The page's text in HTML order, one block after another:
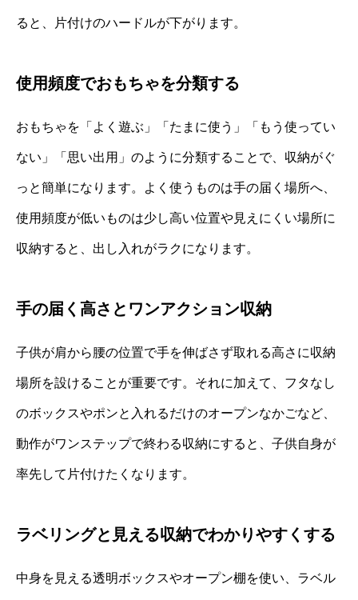
ると、片付けのハードルが下がります。
使用頻度でおもちゃを分類する
おもちゃを「よく遊ぶ」「たまに使う」「もう使ってい
ない」「思い出用」のように分類することで、収納がぐ
っと簡単になります。よく使うものは手の届く場所へ、
使用頻度が低いものは少し高い位置や見えにくい場所に
収納すると、出し入れがラクになります。
手の届く高さとワンアクション収納
子供が肩から腰の位置で手を伸ばさず取れる高さに収納
場所を設けることが重要です。それに加えて、フタなし
のボックスやポンと入れるだけのオープンなかごなど、
動作がワンステップで終わる収納にすると、子供自身が
率先して片付けたくなります。
ラベリングと見える収納でわかりやすくする
中身を見える透明ボックスやオープン棚を使い、ラベル